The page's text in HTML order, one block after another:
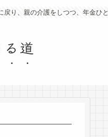
り、親の介護をしつつ、年金ひ
道